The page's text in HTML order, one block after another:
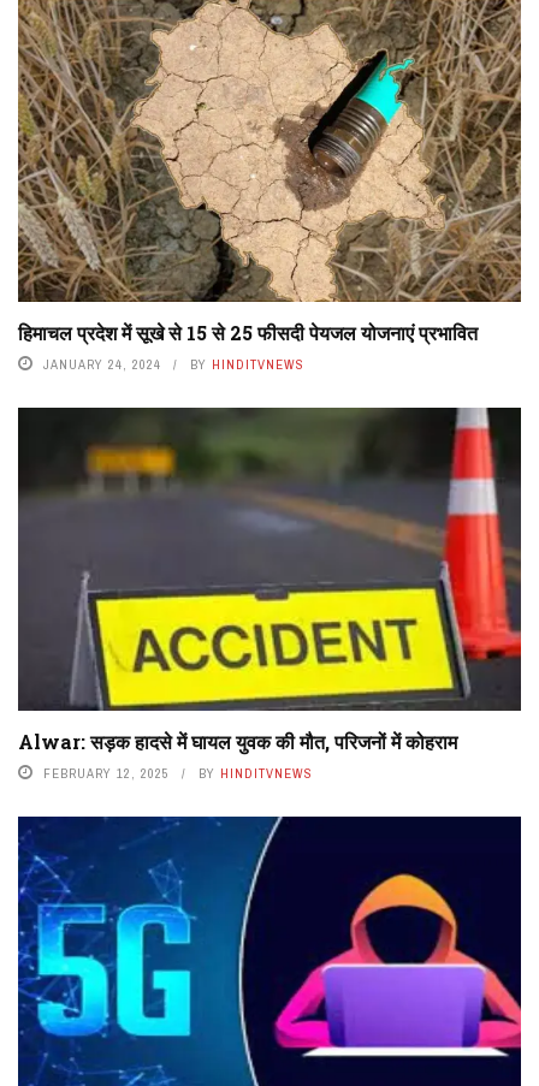
हिमाचल प्रदेश में सूखे से 15 से 25 फीसदी पेयजल योजनाएं प्रभावित
JANUARY 24, 2024 BY HINDITVNEWS
Alwar: सड़क हादसे में घायल युवक की मौत, परिजनों में कोहराम
FEBRUARY 12, 2025 BY HINDITVNEWS